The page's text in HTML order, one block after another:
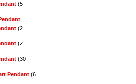
(5
(2
(2
(30
Pendant (6